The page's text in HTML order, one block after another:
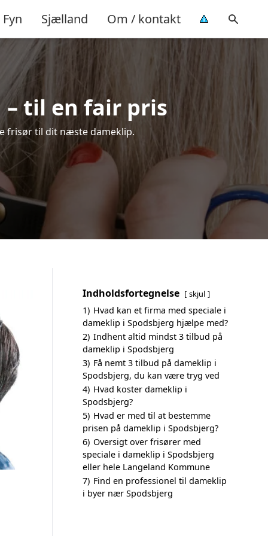
Fyn Sjælland Om / kontakt
– til en fair pris
frisør til dit næste dameklip.
Indholdsfortegnelse skjul
1) Hvad kan et firma med speciale i
dameklip i Spodsbjerg hjælpe med?
2) Indhent altid mindst 3 tilbud på
dameklip i Spodsbjerg
3) Få nemt 3 tilbud på dameklip i
Spodsbjerg, du kan være tryg ved
4) Hvad koster dameklip i
Spodsbjerg?
5) Hvad er med til at bestemme
prisen på dameklip i Spodsbjerg?
6) Oversigt over frisører med
speciale i dameklip i Spodsbjerg
eller hele Langeland Kommune
7) Find en professionel til dameklip
i byer nær Spodsbjerg